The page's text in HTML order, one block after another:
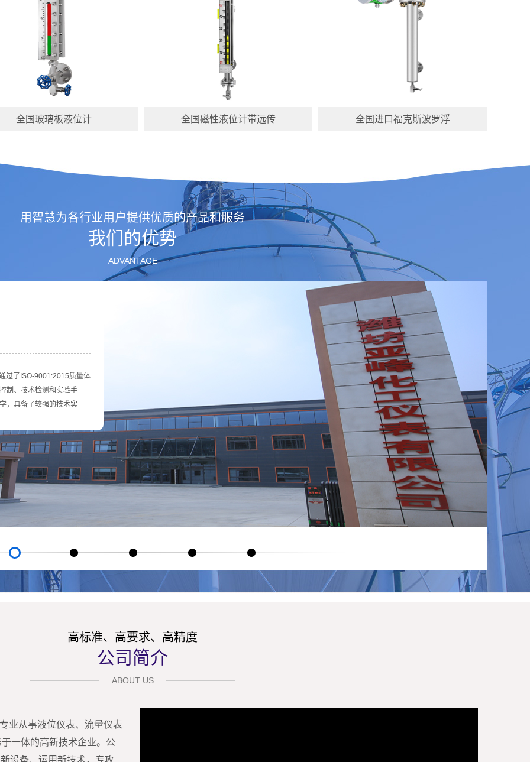
全国玻璃板液位计 全国磁性液位计带远传 全国进口福克斯波罗浮
用智慧为各行业用户提供优质的产品和服务
我们的优势
ADVANTAGE
信誉，赢得了广大用户的
等的合格供应商，也是中
应商。
高标准、高要求、高精度
公司简介
ABOUT US
业从事液位仪表、流量仪表
一体的高新技术企业。公
设备、运用新技术，专攻